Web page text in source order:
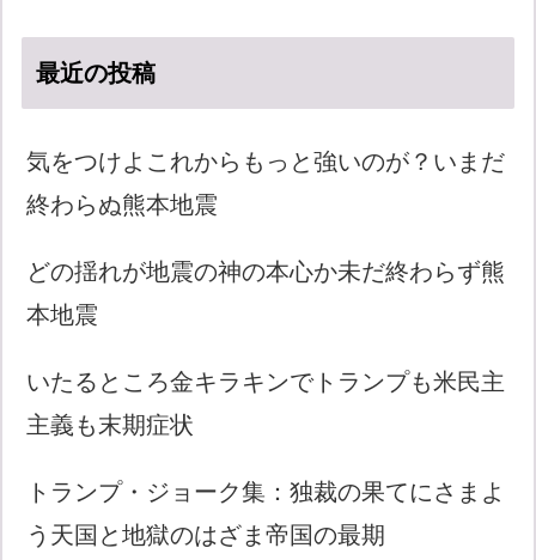
最近の投稿
気をつけよこれからもっと強いのが？いまだ
終わらぬ熊本地震
どの揺れが地震の神の本心か未だ終わらず熊
本地震
いたるところ金キラキンでトランプも米民主
主義も末期症状
トランプ・ジョーク集：独裁の果てにさまよ
う天国と地獄のはざま帝国の最期